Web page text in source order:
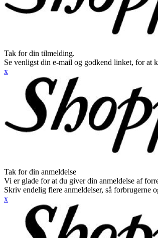
Tak for din tilmelding.
Se venligst din e-mail og godkend linket, for at
x
Tak for din anmeldelse
Vi er glade for at du giver din anmeldelse af
Skriv endelig flere anmeldelser, så forbrugerne
x